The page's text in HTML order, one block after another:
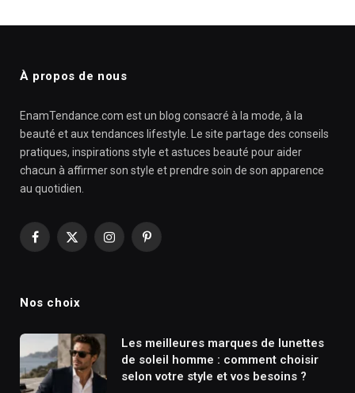
À propos de nous
EnamTendance.com est un blog consacré à la mode, à la
beauté et aux tendances lifestyle. Le site partage des conseils
pratiques, inspirations style et astuces beauté pour aider
chacun à affirmer son style et prendre soin de son apparence
au quotidien.
Facebook
X
InstagramPinterest
Nos choix
Les meilleures marques de lunettes
de soleil homme : comment choisir
selon votre style et vos besoins ?